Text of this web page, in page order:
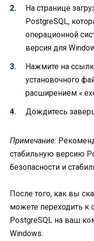
На странице
PostgreSQL,
операционной
версия для
Нажмите на
установочного
расширением
Дождитесь
Примечание:
стабильную версию
безопасности и
После того, как вы
можете переходить
PostgreSQL на ваш
Windows.